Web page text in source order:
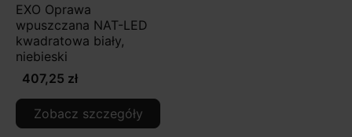
EXO Oprawa
wpuszczana NAT-LED
kwadratowa biały,
niebieski
407,25 zł
Zobacz szczegóły